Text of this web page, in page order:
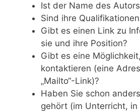
Ist der Name des
Sind ihre
Gibt es einen Link zu
sie und ihre Position?
Gibt es eine
kontaktieren (eine
„Mailto“-Link)?
Haben Sie schon
gehört (im Unterricht, in